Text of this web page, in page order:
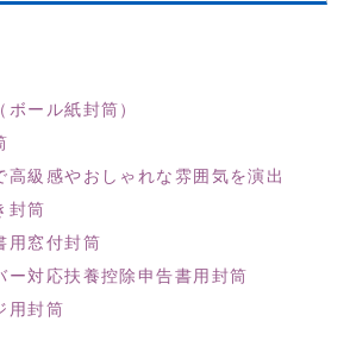
ボール紙封筒）
高級感やおしゃれな雰囲気を演出
封筒
用窓付封筒
ー対応扶養控除申告書用封筒
用封筒